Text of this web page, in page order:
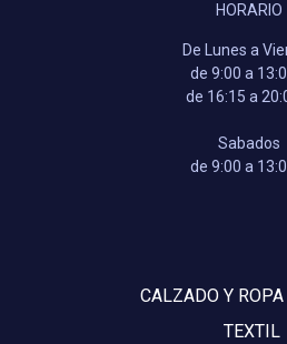
HORARIO
De Lunes a
de 9:00 a
de 16:15 a
Sabados
de 9:00 a
CALZADO Y
TEXTIL